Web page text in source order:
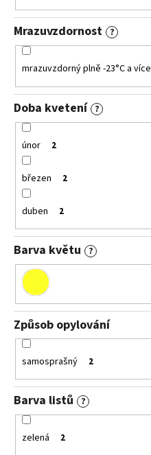
Mrazuvzdornost ?
mrazuvzdorný plně -23°C a více
Doba kvetení ?
únor 2
březen 2
duben 2
Barva květu ?
Způsob opylování
samosprašný 2
Barva listů ?
zelená 2